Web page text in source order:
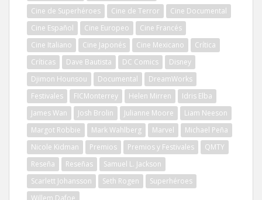
Cine de Superhéroes
Cine de Terror
Cine Documental
Cine Español
Cine Europeo
Cine Francés
Cine Italiano
Cine Japonés Cine Mexicano
Crítica
Críticas
Dave Bautista DC Comics
Disney
Djimon Hounsou
Documental
DreamWorks
Festivales
FICMonterrey Helen Mirren
Idris Elba
James Wan
Josh Brolin Julianne Moore
Liam Neeson
Margot Robbie
Mark Wahlberg Marvel
Michael Peña
Nicole Kidman
Premios Premios y Festivales
QMTY
Reseña
Reseñas
Samuel L. Jackson
Scarlett Johansson
Seth Rogen
Superhéroes